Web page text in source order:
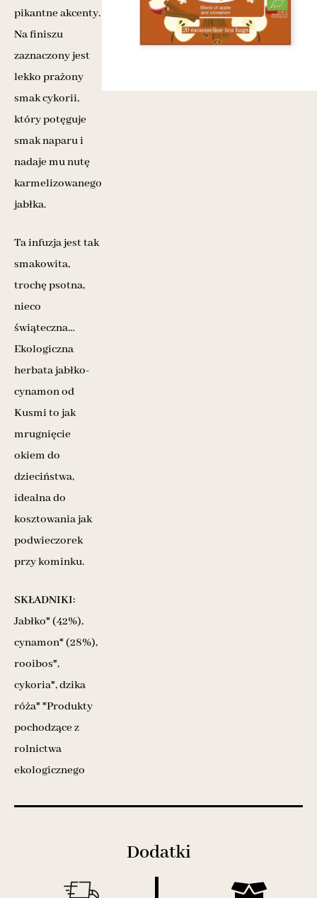
pikantne akcenty.
Na finiszu
zaznaczony jest
lekko prażony
smak cykorii,
który potęguje
smak naparu i
nadaje mu nutę
karmelizowanego
jabłka.
Ta infuzja jest tak
smakowita,
trochę psotna,
nieco
świąteczna…
Ekologiczna
herbata jabłko-
cynamon od
Kusmi to jak
mrugnięcie
okiem do
dzieciństwa,
idealna do
kosztowania jak
podwieczorek
przy kominku.
SKŁADNIKI:
Jabłko* (42%),
cynamon* (28%),
rooibos*,
cykoria*, dzika
róża* *Produkty
pochodzące z
rolnictwa
ekologicznego
Dodatki